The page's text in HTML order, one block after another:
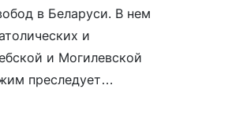
в Беларуси. В нем
и
и Могилевской
преследует